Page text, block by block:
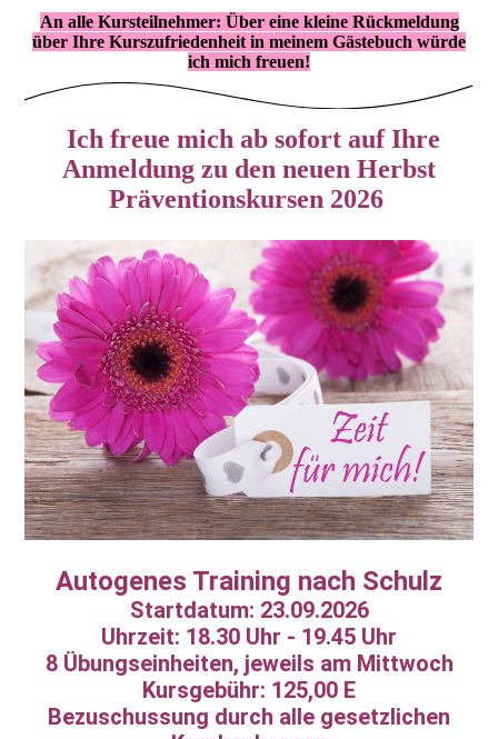
An alle Kursteilnehmer: Über eine kleine Rückmeldung
über Ihre Kurszufriedenheit in meinem Gästebuch würde
ich mich freuen!
Ich freue mich ab sofort auf Ihre
Anmeldung zu den neuen Herbst
Präventionskursen 2026
Autogenes Training nach Schulz
Startdatum: 23.09.2026
Uhrzeit: 18.30 Uhr - 19.45 Uhr
8 Übungseinheiten, jeweils am Mittwoch
Kursgebühr: 125,00 E
Bezuschussung durch alle gesetzlichen